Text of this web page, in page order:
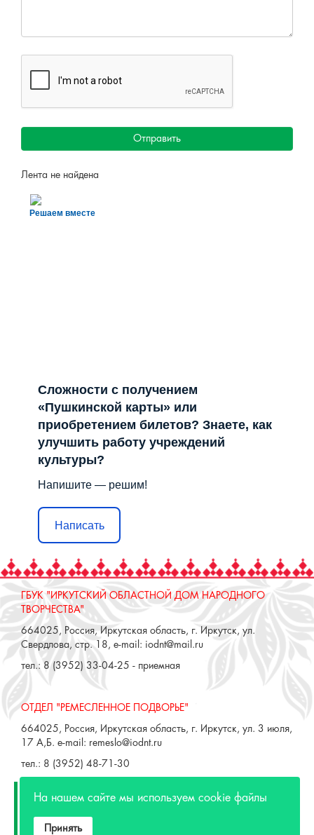
Отправить
Лента не найдена
Решаем вместе
Сложности с получением
«Пушкинской карты» или
приобретением билетов? Знаете, как
улучшить работу учреждений
культуры?
Напишите — решим!
Написать
ГБУК "ИРКУТСКИЙ ОБЛАСТНОЙ ДОМ НАРОДНОГО
ТВОРЧЕСТВА"
664025, Россия, Иркутская область, г. Иркутск, ул.
Свердлова, стр. 18, e-mail: iodnt@mail.ru
тел.: 8 (3952) 33-04-25 - приемная
ОТДЕЛ "РЕМЕСЛЕННОЕ ПОДВОРЬЕ"
664025, Россия, Иркутская область, г. Иркутск, ул. 3 июля,
17 А,Б. e-mail: remeslo@iodnt.ru
тел.: 8 (3952) 48-71-30
МИНИСТЕРСТВО КУЛЬТУРЫ РФ
МИНИСТЕРСТВО КУЛЬТУРЫ ИРКУТСКОЙ
На нашем сайте мы используем cookie файлы
Принять